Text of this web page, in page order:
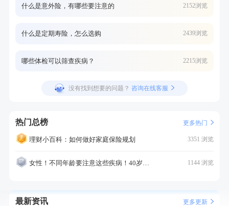
什么是意外险，有哪些要注意的 2152浏览
什么是定期寿险，怎么选购 2439浏览
哪些体检可以筛查疾病？ 2215浏览
没有找到想要的问题？ 咨询在线客服
热门总榜 更多热门
理财小百科：如何做好家庭保险规划 3351 浏览
女性！不同年龄要注意这些疾病！40岁的这个疾病最需要注意！ 1144 浏览
最新资讯 更多更新